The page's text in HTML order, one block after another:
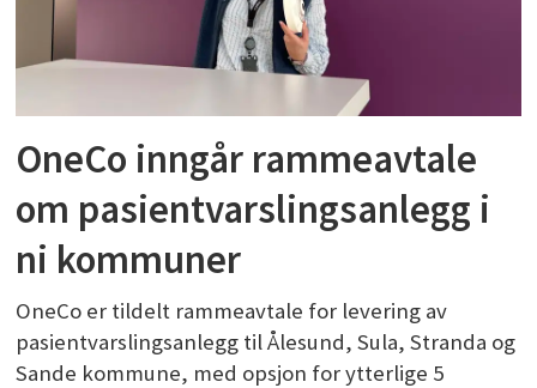
OneCo inngår rammeavtale
om pasientvarslingsanlegg i
ni kommuner
OneCo er tildelt rammeavtale for levering av
pasientvarslingsanlegg til Ålesund, Sula, Stranda og
Sande kommune, med opsjon for ytterlige 5